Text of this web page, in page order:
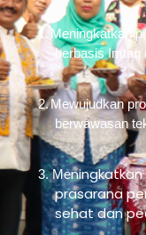
1. Meningkatkan
berbasis Imtaq
2.Mewujudkan
berwawasan
3. Me
prasarana
sehat dan